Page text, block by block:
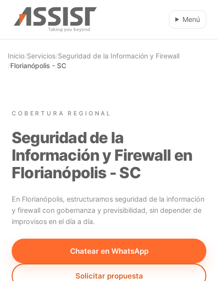
Ir al contenido principal
Menú
Inicio/Servicios/Seguridad de la Información y Firewall
/Florianópolis - SC
COBERTURA REGIONAL
Seguridad de la
Información y Firewall en
Florianópolis - SC
En Florianópolis, estructuramos seguridad de la información
y firewall con gobernanza y previsibilidad, sin depender de
improvisos en el día a día.
Chatear en WhatsApp
Solicitar propuesta